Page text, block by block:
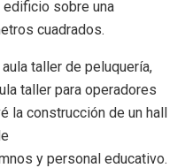
sobre una
cuadrados.
taller de peluquería,
taller para operadores
la construcción de un hall
y personal educativo.